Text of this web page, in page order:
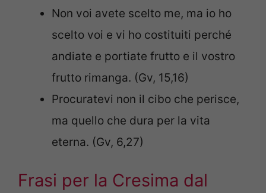
Non voi avete scelto me, ma io ho
scelto voi e vi ho costituiti perché
andiate e portiate frutto e il vostro
frutto rimanga. (Gv, 15,16)
Procuratevi non il cibo che perisce,
ma quello che dura per la vita
eterna. (Gv, 6,27)
Frasi per la Cresima dal